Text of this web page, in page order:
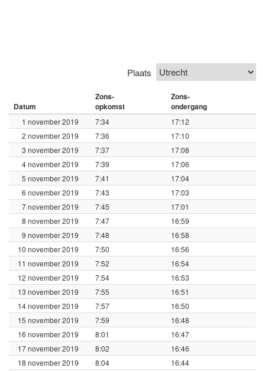
Plaats
Datum
Zons-
opkomst
Zons-
ondergang
1 november 2019 7:34
17:12
2 november 2019
7:36
17:10
3 november 2019
7:37
17:08
4 november 2019
7:39
17:06
5 november 2019
7:41
17:04
6 november 2019
7:43
17:03
7 november 2019
7:45
17:01
8 november 2019
7:47
16:59
9 november 2019
7:48
16:58
10 november 2019
7:50
16:56
11 november 2019
7:52
16:54
12 november 2019
7:54
16:53
13 november 2019
7:55
16:51
14 november 2019
7:57
16:50
15 november 2019
7:59
16:48
16 november 2019
8:01
16:47
17 november 2019
8:02
16:46
18 november 2019
8:04 16:44